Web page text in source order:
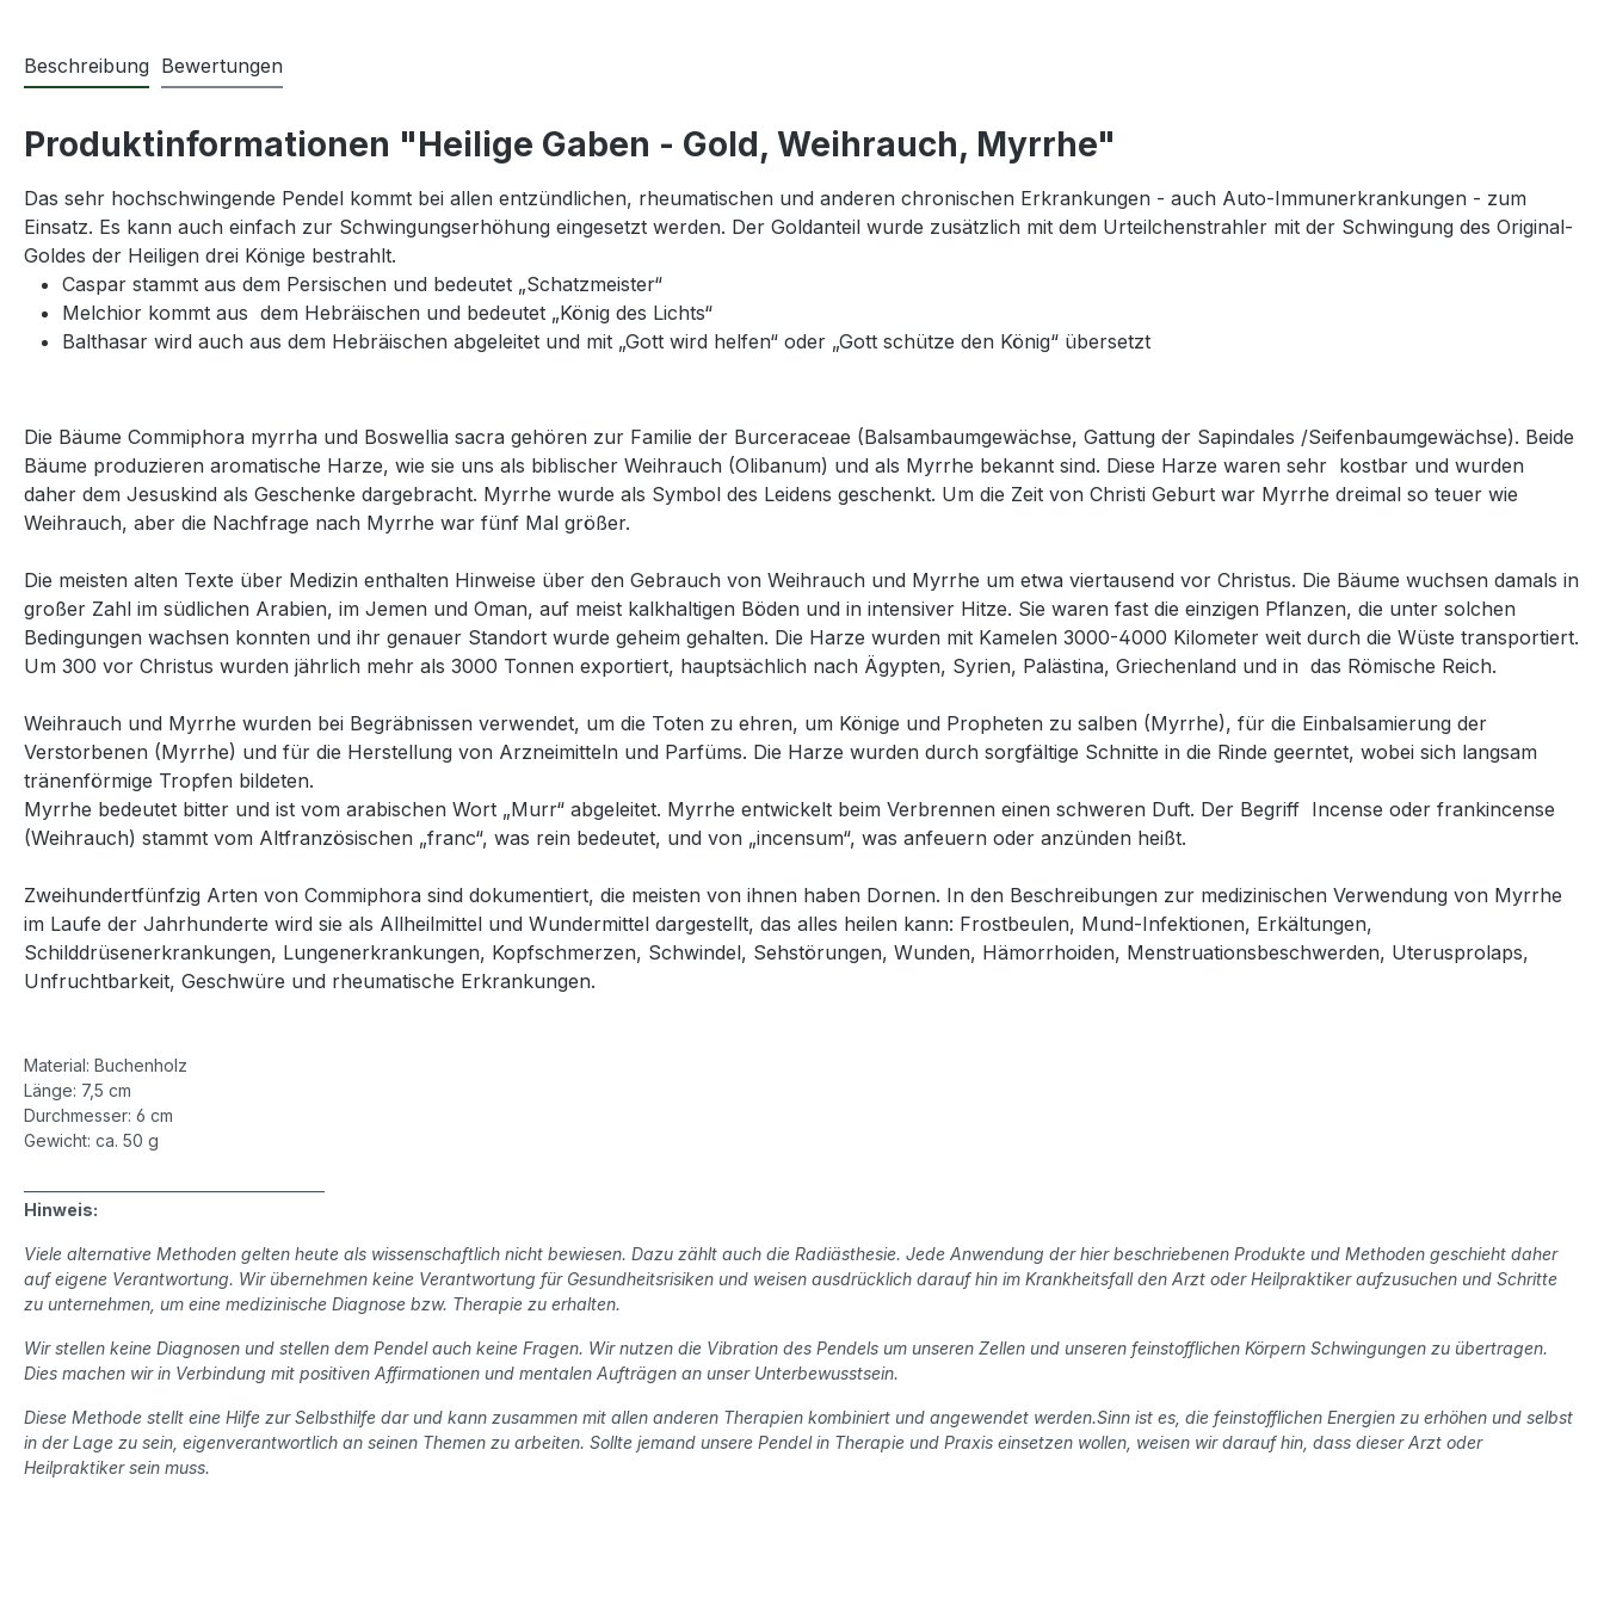
Beschreibung Bewertungen
Produktinformationen "Heilige Gaben - Gold, Weihrauch, Myrrhe"
Das sehr hochschwingende Pendel kommt bei allen entzündlichen, rheumatischen und anderen chronischen Erkrankungen - auch Auto-Immunerkrankungen - zum
Einsatz. Es kann auch einfach zur Schwingungserhöhung eingesetzt werden. Der Goldanteil wurde zusätzlich mit dem Urteilchenstrahler mit der Schwingung des Original-
Goldes der Heiligen drei Könige bestrahlt.
Caspar stammt aus dem Persischen und bedeutet „Schatzmeister“
Melchior kommt aus dem Hebräischen und bedeutet „König des Lichts“
Balthasar wird auch aus dem Hebräischen abgeleitet und mit „Gott wird helfen“ oder „Gott schütze den König“ übersetzt
Die Bäume Commiphora myrrha und Boswellia sacra gehören zur Familie der Burceraceae (Balsambaumgewächse, Gattung der Sapindales /Seifenbaumgewächse). Beide
Bäume produzieren aromatische Harze, wie sie uns als biblischer Weihrauch (Olibanum) und als Myrrhe bekannt sind. Diese Harze waren sehr kostbar und wurden
daher dem Jesuskind als Geschenke dargebracht. Myrrhe wurde als Symbol des Leidens geschenkt. Um die Zeit von Christi Geburt war Myrrhe dreimal so teuer wie
Weihrauch, aber die Nachfrage nach Myrrhe war fünf Mal größer.
Die meisten alten Texte über Medizin enthalten Hinweise über den Gebrauch von Weihrauch und Myrrhe um etwa viertausend vor Christus. Die Bäume wuchsen damals in
großer Zahl im südlichen Arabien, im Jemen und Oman, auf meist kalkhaltigen Böden und in intensiver Hitze. Sie waren fast die einzigen Pflanzen, die unter solchen
Bedingungen wachsen konnten und ihr genauer Standort wurde geheim gehalten. Die Harze wurden mit Kamelen 3000-4000 Kilometer weit durch die Wüste transportiert.
Um 300 vor Christus wurden jährlich mehr als 3000 Tonnen exportiert, hauptsächlich nach Ägypten, Syrien, Palästina, Griechenland und in das Römische Reich.
Weihrauch und Myrrhe wurden bei Begräbnissen verwendet, um die Toten zu ehren, um Könige und Propheten zu salben (Myrrhe), für die Einbalsamierung der
Verstorbenen (Myrrhe) und für die Herstellung von Arzneimitteln und Parfüms. Die Harze wurden durch sorgfältige Schnitte in die Rinde geerntet, wobei sich langsam
tränenförmige Tropfen bildeten.
Myrrhe bedeutet bitter und ist vom arabischen Wort „Murr“ abgeleitet. Myrrhe entwickelt beim Verbrennen einen schweren Duft. Der Begriff Incense oder frankincense
(Weihrauch) stammt vom Altfranzösischen „franc“, was rein bedeutet, und von „incensum“, was anfeuern oder anzünden heißt.
Zweihundertfünfzig Arten von Commiphora sind dokumentiert, die meisten von ihnen haben Dornen. In den Beschreibungen zur medizinischen Verwendung von Myrrhe
im Laufe der Jahrhunderte wird sie als Allheilmittel und Wundermittel dargestellt, das alles heilen kann: Frostbeulen, Mund-Infektionen, Erkältungen,
Schilddrüsenerkrankungen, Lungenerkrankungen, Kopfschmerzen, Schwindel, Sehstörungen, Wunden, Hämorrhoiden, Menstruationsbeschwerden, Uterusprolaps,
Unfruchtbarkeit, Geschwüre und rheumatische Erkrankungen.
Material: Buchenholz
Länge: 7,5 cm
Durchmesser: 6 cm
Gewicht: ca. 50 g
Hinweis:
Viele alternative Methoden gelten heute als wissenschaftlich nicht bewiesen. Dazu zählt auch die Radiästhesie. Jede Anwendung der hier beschriebenen Produkte und Methoden geschieht daher
auf eigene Verantwortung. Wir übernehmen keine Verantwortung für Gesundheitsrisiken und weisen ausdrücklich darauf hin im Krankheitsfall den Arzt oder Heilpraktiker aufzusuchen und Schritte
zu unternehmen, um eine medizinische Diagnose bzw. Therapie zu erhalten.
Wir stellen keine Diagnosen und stellen dem Pendel auch keine Fragen. Wir nutzen die Vibration des Pendels um unseren Zellen und unseren feinstofflichen Körpern Schwingungen zu übertragen.
Dies machen wir in Verbindung mit positiven Affirmationen und mentalen Aufträgen an unser Unterbewusstsein.
Diese Methode stellt eine Hilfe zur Selbsthilfe dar und kann zusammen mit allen anderen Therapien kombiniert und angewendet werden.Sinn ist es, die feinstofflichen Energien zu erhöhen und selbst
in der Lage zu sein, eigenverantwortlich an seinen Themen zu arbeiten. Sollte jemand unsere Pendel in Therapie und Praxis einsetzen wollen, weisen wir darauf hin, dass dieser Arzt oder
Heilpraktiker sein muss.